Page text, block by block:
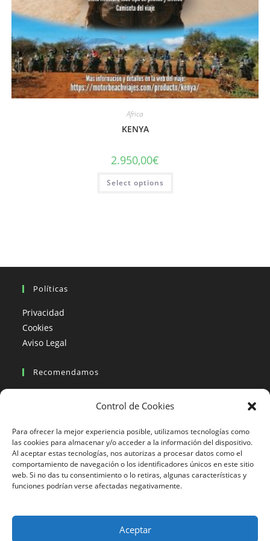
Control de Cookies
Para ofrecer la mejor experiencia posible, utilizamos tecnologías como
las cookies para almacenar y/o acceder a la información del dispositivo.
Al aceptar estas tecnologías, nos autorizas a procesar datos como el
comportamiento de navegación o los identificadores únicos en este sitio
web. Si no das tu consentimiento o lo retiras, algunas características y
funciones podrían verse afectadas negativamente.
Aceptar
Africa
KENYA
2.950,00€
Select options
Políticas
Privacidad
Cookies
Aviso Legal
Recomendamos
Viajes en moto organizados
Blogs viajes en moto
Más Visto
Viajes en moto India